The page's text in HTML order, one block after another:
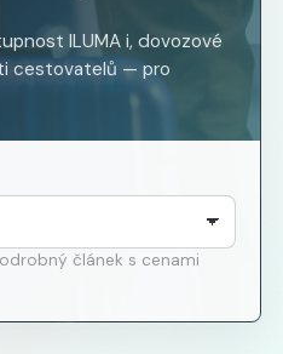
ILUMA i, dovozové
cestovatelů — pro
článek s cenami